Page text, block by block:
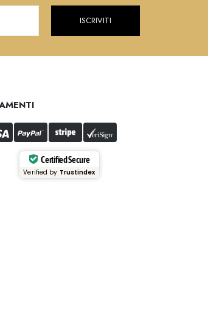
ISCRIVITI
Certified Secure
Verified by Trustindex